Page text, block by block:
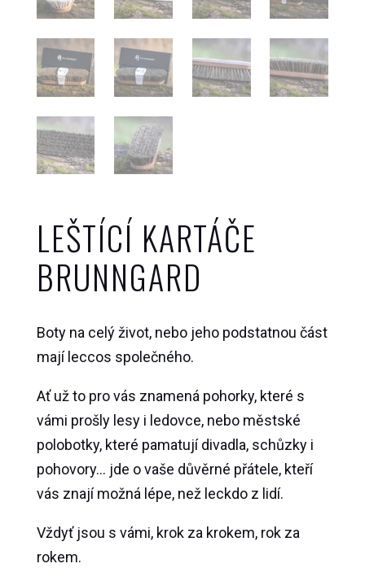
LEŠTÍCÍ KARTÁČE
BRUNNGARD
Boty na celý život, nebo jeho podstatnou část
mají leccos společného.
Ať už to pro vás znamená pohorky, které s
vámi prošly lesy i ledovce, nebo městské
polobotky, které pamatují divadla, schůzky i
pohovory… jde o vaše důvěrné přátele, kteří
vás znají možná lépe, než leckdo z lidí.
Vždyť jsou s vámi, krok za krokem, rok za
rokem.